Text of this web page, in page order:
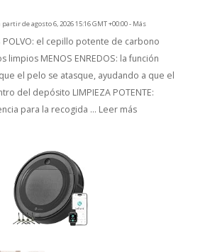
partir de agosto 6, 2026 15:16 GMT +00:00 - Más
POLVO: el cepillo potente de carbono
limpios MENOS ENREDOS: la función
el pelo se atasque, ayudando a que el
del depósito LIMPIEZA POTENTE:
para la recogida ... Leer más